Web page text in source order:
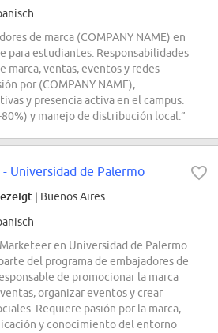
de marca (COMPANY NAME) en
para estudiantes. Responsabilidades
marca, ventas, eventos y redes
por (COMPANY NAME),
y presencia activa en el campus.
y manejo de distribución local.”
Universidad de Palermo
| Buenos Aires
en Universidad de Palermo
del programa de embajadores de
de promocionar la marca
organizar eventos y crear
Requiere pasión por la marca,
y conocimiento del entorno